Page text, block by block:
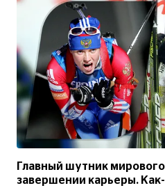
Главный шутник
завершении карьеры.